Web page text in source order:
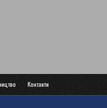
Контакти